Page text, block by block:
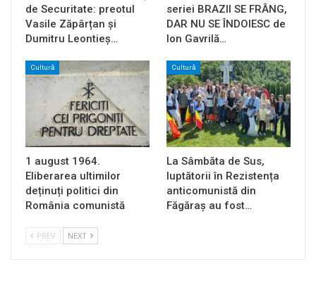
de Securitate: preotul
Vasile Zăpârțan și
Dumitru Leontieș…
seriei BRAZII SE FRÂNG,
DAR NU SE ÎNDOIESC de
Ion Gavrilă…
Cultură
1 august 1964.
Eliberarea ultimilor
deținuți politici din
România comunistă
Cultură
La Sâmbăta de Sus,
luptătorii în Rezistența
anticomunistă din
Făgăraș au fost…
PREV NEXT